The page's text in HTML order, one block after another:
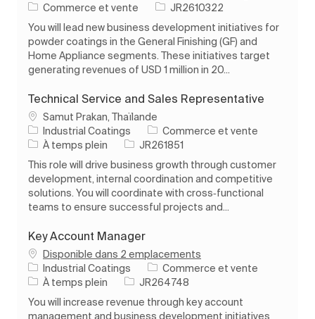
Catégorie
Commerce et vente ID de l’emploi
JR2610322
You will lead new business development initiatives for
powder coatings in the General Finishing (GF) and
Home Appliance segments. These initiatives target
generating revenues of USD 1 million in 20...
Technical Service and Sales Representative
Emplacement
Samut Prakan, Thaïlande
Industrial Coatings
Catégorie
Commerce et vente
Type d’emploi
À temps plein ID de l’emploi
JR261851
This role will drive business growth through customer
development, internal coordination and competitive
solutions. You will coordinate with cross‑functional
teams to ensure successful projects and...
Key Account Manager
Disponible dans 2 emplacements
Industrial Coatings
Catégorie
Commerce et vente
Type d’emploi
À temps plein ID de l’emploi
JR264748
You will increase revenue through key account
management and business development initiatives